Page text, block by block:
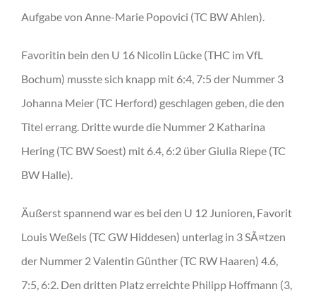
Aufgabe von Anne-Marie Popovici (TC BW Ahlen).
Favoritin bein den U 16 Nicolin Lücke (THC im VfL
Bochum) musste sich knapp mit 6:4, 7:5 der Nummer 3
Johanna Meier (TC Herford) geschlagen geben, die den
Titel errang. Dritte wurde die Nummer 2 Katharina
Hering (TC BW Soest) mit 6.4, 6:2 über Giulia Riepe (TC
BW Halle).
Äußerst spannend war es bei den U 12 Junioren, Favorit
Louis Weßels (TC GW Hiddesen) unterlag in 3 SÃ¤tzen
der Nummer 2 Valentin Günther (TC RW Haaren) 4.6,
7:5, 6:2. Den dritten Platz erreichte Philipp Hoffmann (3,